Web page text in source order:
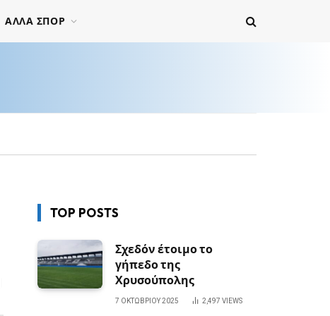
ΑΛΛΑ ΣΠΟΡ
TOP POSTS
Σχεδόν έτοιμο το
γήπεδο της
Χρυσούπολης
7 ΟΚΤΩΒΡΊΟΥ 2025 2,497 VIEWS